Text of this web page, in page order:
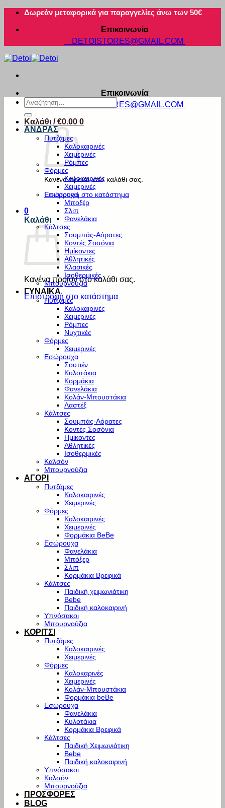
Μετάβαση
περιεχόμενο
Δωρεάν μεταφορικά για παραγγελίες άνω των 50€
Επικοινωνία
DETOISTORES@GMAIL.COM
Επικοινωνία
DETOISTORES@GMAIL.COM
Καλάθι /€0.00 0
Κανένα προϊόν στο καλάθι σας.
Επιστροφή στο κατάστημα
0
Καλάθι
Κανένα προϊόν στο καλάθι σας.
Επιστροφή στο κατάστημα
Αναζήτηση
για:
ΑΝΔΡΑΣ
Πυτζάμες
Καλοκαιρινές
Χειμερινές
Ρόμπες
Φόρμες
Καλοκαιρινές
Χειμερινές
Εσώρουχα
Μποξέρ
Σλιπ
Φανελάκια
Κάλτσες
Σουμπάς-Αόρατες
Κοντές Σοσόνια
Ημίκοντες
Αθλητικές
Κλασικές
Ισοθερμικές
Μπουρνούζια
ΓΥΝΑΙΚΑ
Πυτζάμες
Καλοκαιρινές
Χειμερινές
Ρόμπες
Νυχτικές
Φόρμες
Χειμερινές
Εσώρουχα
Σουτιέν
Κυλοτάκια
Κορμάκια
Φανελάκια
Κολάν-Μπουστάκια
Λαστέξ
Κάλτσες
Σουμπάς-Αόρατες
Κοντές Σοσόνια
Ημίκοντες
Αθλητικές
Ισοθερμικές
Καλσόν
Μπουρνούζια
ΑΓΟΡΙ
Πυτζάμες
Καλοκαιρινές
Χειμερινές
Φόρμες
Καλοκαιρινές
Χειμερινές
Φορμάκια BeBe
Εσώρουχα
Φανελάκια
Μπόξερ
Σλιπ
Κορμάκια Βρεφικά
Κάλτσες
Παιδική χειμωνιάτικη
Bebe
Παιδική καλοκαιρινή
Υπνόσακοι
Μπουρνούζια
ΚΟΡΙΤΣΙ
Πυτζάμες
Καλοκαιρινές
Χειμερινές
Φόρμες
Καλοκαρινές
Χειμερινές
Κολάν-Μπουστάκια
Φορμάκια beBe
Εσώρουχα
Φανελάκια
Κυλοτάκια
Κορμάκια Βρεφικά
Κάλτσες
Παιδική Χειμωνιάτικη
Bebe
Παιδική καλοκαιρινή
Υπνόσακοι
Καλσόν
Μπουρνούζια
ΠΡΟΣΦΟΡΕΣ
BLOG